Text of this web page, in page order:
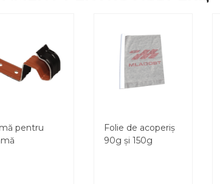
pentru
Folie de acoperiș
90g și 150g